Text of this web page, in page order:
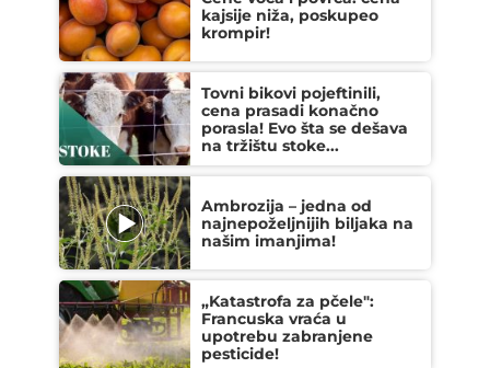
kajsije niža, poskupeo
krompir!
Tovni bikovi pojeftinili,
cena prasadi konačno
porasla! Evo šta se dešava
na tržištu stoke...
Ambrozija – jedna od
najnepoželjnijih biljaka na
našim imanjima!
„Katastrofa za pčele":
Francuska vraća u
upotrebu zabranjene
pesticide!